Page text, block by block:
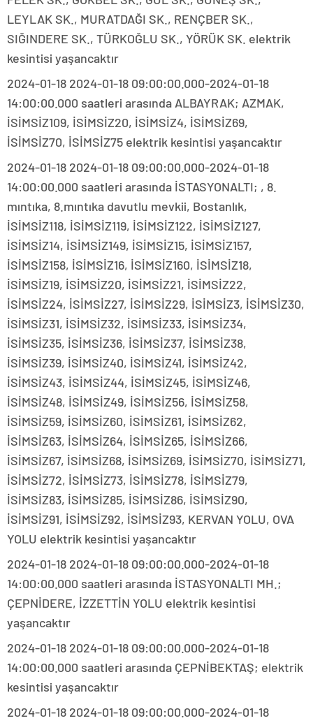
LEYLAK SK., MURATDAĞI SK., RENÇBER SK.,
SIĞINDERE SK., TÜRKOĞLU SK., YÖRÜK SK. elektrik
kesintisi yaşancaktır
2024-01-18 2024-01-18 09:00:00.000-2024-01-18
14:00:00.000 saatleri arasında ALBAYRAK; AZMAK,
İSİMSİZ109, İSİMSİZ20, İSİMSİZ4, İSİMSİZ69,
İSİMSİZ70, İSİMSİZ75 elektrik kesintisi yaşancaktır
2024-01-18 2024-01-18 09:00:00.000-2024-01-18
14:00:00.000 saatleri arasında İSTASYONALTI; , 8.
mıntıka, 8.mıntıka davutlu mevkii, Bostanlık,
İSİMSİZ118, İSİMSİZ119, İSİMSİZ122, İSİMSİZ127,
İSİMSİZ14, İSİMSİZ149, İSİMSİZ15, İSİMSİZ157,
İSİMSİZ158, İSİMSİZ16, İSİMSİZ160, İSİMSİZ18,
İSİMSİZ19, İSİMSİZ20, İSİMSİZ21, İSİMSİZ22,
İSİMSİZ24, İSİMSİZ27, İSİMSİZ29, İSİMSİZ3, İSİMSİZ30,
İSİMSİZ31, İSİMSİZ32, İSİMSİZ33, İSİMSİZ34,
İSİMSİZ35, İSİMSİZ36, İSİMSİZ37, İSİMSİZ38,
İSİMSİZ39, İSİMSİZ40, İSİMSİZ41, İSİMSİZ42,
İSİMSİZ43, İSİMSİZ44, İSİMSİZ45, İSİMSİZ46,
İSİMSİZ48, İSİMSİZ49, İSİMSİZ56, İSİMSİZ58,
İSİMSİZ59, İSİMSİZ60, İSİMSİZ61, İSİMSİZ62,
İSİMSİZ63, İSİMSİZ64, İSİMSİZ65, İSİMSİZ66,
İSİMSİZ67, İSİMSİZ68, İSİMSİZ69, İSİMSİZ70, İSİMSİZ71,
İSİMSİZ72, İSİMSİZ73, İSİMSİZ78, İSİMSİZ79,
İSİMSİZ83, İSİMSİZ85, İSİMSİZ86, İSİMSİZ90,
İSİMSİZ91, İSİMSİZ92, İSİMSİZ93, KERVAN YOLU, OVA
YOLU elektrik kesintisi yaşancaktır
2024-01-18 2024-01-18 09:00:00.000-2024-01-18
14:00:00.000 saatleri arasında İSTASYONALTI MH.;
ÇEPNİDERE, İZZETTİN YOLU elektrik kesintisi
yaşancaktır
2024-01-18 2024-01-18 09:00:00.000-2024-01-18
14:00:00.000 saatleri arasında ÇEPNİBEKTAŞ; elektrik
kesintisi yaşancaktır
2024-01-18 2024-01-18 09:00:00.000-2024-01-18